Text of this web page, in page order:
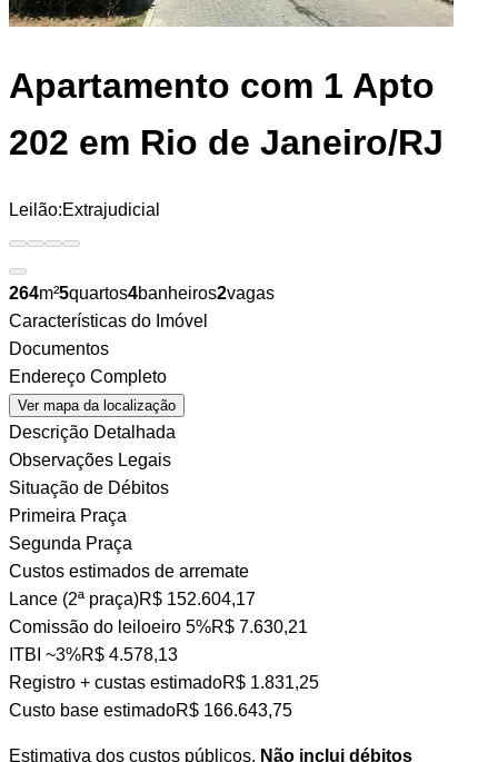
Apartamento com 1 Apto
202 em Rio de Janeiro/RJ
Leilão:Extrajudicial
264m²5quartos4banheiros2vagas
Características do Imóvel
Documentos
Endereço Completo
Ver mapa da localização
Descrição Detalhada
Observações Legais
Situação de Débitos
Primeira Praça
Segunda Praça
Custos estimados de arremate
Lance (2ª praça)R$ 152.604,17
Comissão do leiloeiro 5%R$ 7.630,21
ITBI ~3%R$ 4.578,13
Registro + custas estimadoR$ 1.831,25
Custo base estimadoR$ 166.643,75
Estimativa dos custos públicos. Não inclui débitos